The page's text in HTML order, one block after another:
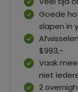
Goede
slapen in
$993,-
Vaak
niet
2